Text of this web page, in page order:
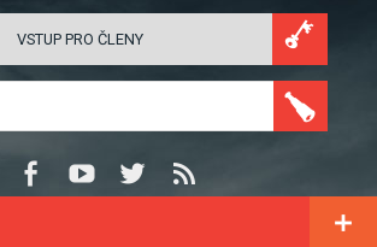
VSTUP PRO ČLENY